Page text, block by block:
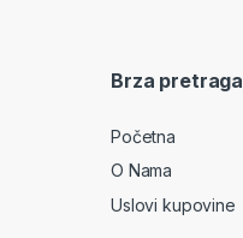
Brza pretraga
Početna
O Nama
Uslovi kupovine